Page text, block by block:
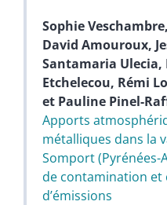
SophieVeschambre,
David Amouroux,
Santamaria Ulecia,
Etchelecou, Rémi
et Pauline Pinel-
Apports
métalliques dans la
Somport (Pyrénées-
de contamination et
dʼémissions